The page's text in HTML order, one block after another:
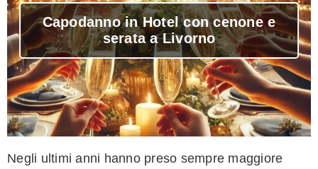
Capodanno in Hotel con cenone e
serata a Livorno
Negli ultimi anni hanno preso sempre maggiore